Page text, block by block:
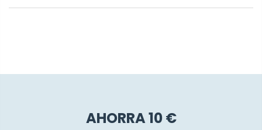
AHORRA 10 €